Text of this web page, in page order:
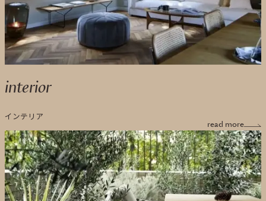
interior
インテリア
read more